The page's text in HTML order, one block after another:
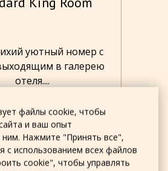
файлы cookie, чтобы
и ваш опыт
ним. Нажмите "Принять все",
с использованием всех файлов
cookie", чтобы управлять
уютный номер с
в галерею
отеля....
ЦЕНУ